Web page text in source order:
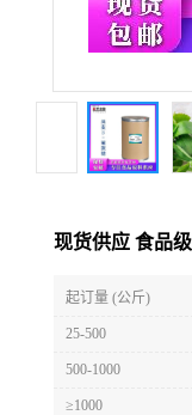
现货供应 食品
起订量 (公斤)
25-500
500-1000
≥1000